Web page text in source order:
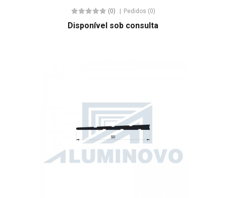
(0) Pedidos (0)
Disponível sob consulta